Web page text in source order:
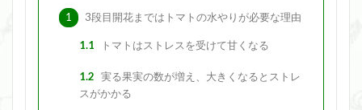
1 3段目開花まではトマトの水やりが必要な理由
1.1 トマトはストレスを受けて甘くなる
1.2 実る果実の数が増え、大きくなるとストレ
スがかかる